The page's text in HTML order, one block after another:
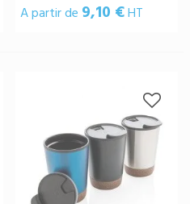
A partir de 9,10 €HT